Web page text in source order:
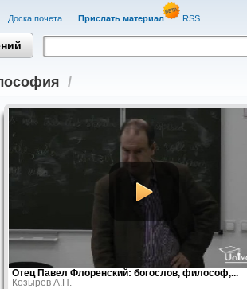
Доска почета Прислать материал RSS
/
Отец Павел Флоренский: богослов, философ,...
Козырев А.П.